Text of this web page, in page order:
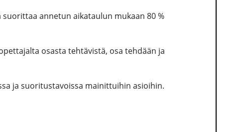
suorittaa annetun aikataulun mukaan 80 %
osasta tehtävistä, osa tehdään ja
ja suoritustavoissa mainittuihin asioihin.